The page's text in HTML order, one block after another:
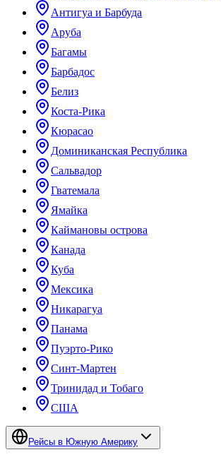
Антигуа и Барбуда
Аруба
Багамы
Барбадос
Белиз
Коста-Рика
Кюрасао
Доминиканская Республика
Сальвадор
Гватемала
Ямайка
Каймановы острова
Канада
Куба
Мексика
Никарагуа
Панама
Пуэрто-Рико
Синт-Мартен
Тринидад и Тобаго
США
Рейсы в Южную Америку